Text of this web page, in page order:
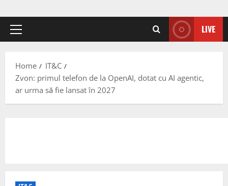
Primary
LIVE
Home
IT&C
Zvon: primul telefon de la OpenAI, dotat cu AI agentic,
ar urma să fie lansat în 2027